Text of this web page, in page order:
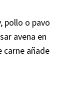
pollo o pavo
avena en
carne añade